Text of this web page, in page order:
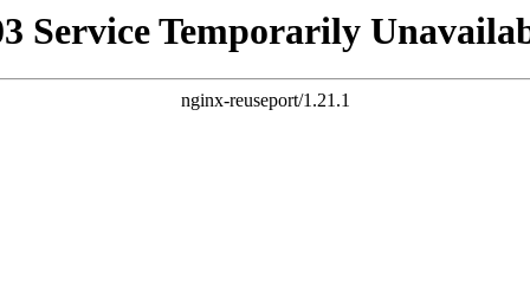
Service Temporarily
nginx-reuseport/1.21.1